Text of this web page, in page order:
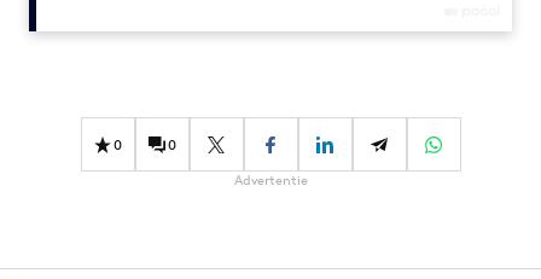
Effectiviteit
Gedragsverandering
Martech
0 0
Advertentie